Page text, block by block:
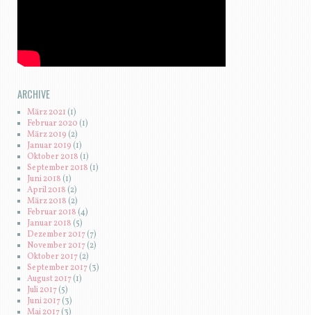
ARCHIVE
März 2021 (1)
Februar 2020 (1)
März 2019 (2)
Januar 2019 (1)
Oktober 2018(1)
September 2018 (1)
Juni 2018 (1)
April 2018(2)
März 2018 (2)
Februar 2018 (4)
Januar 2018 (5)
Dezember 2017(7)
November 2017(2)
Oktober 2017(2)
September 2017(3)
August 2017(1)
Juli 2017(5)
Juni 2017(3)
Mai 2017(3)